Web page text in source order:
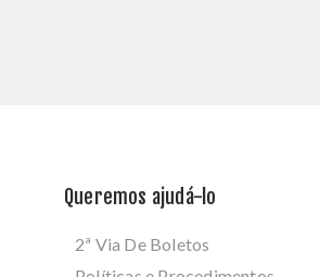
Queremos ajudá-lo
2ª Via De Boletos